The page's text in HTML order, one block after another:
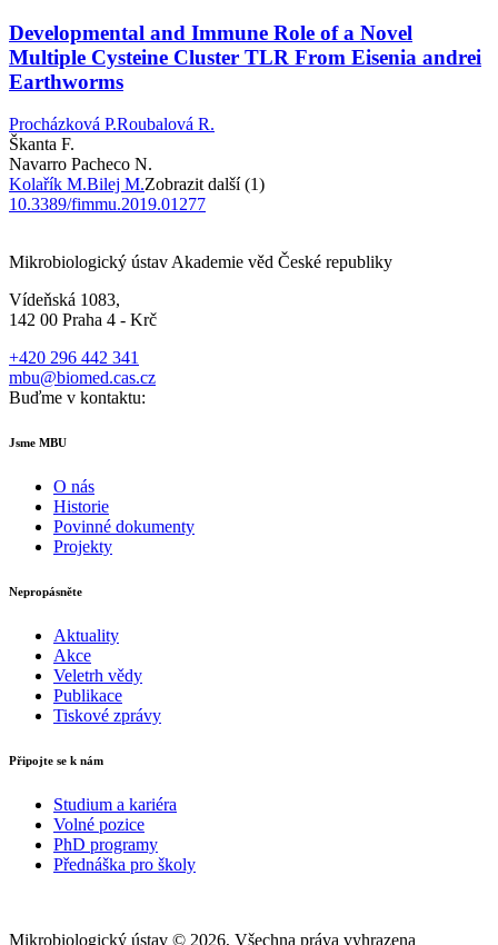
Developmental and Immune Role of a Novel
Multiple Cysteine Cluster TLR From Eisenia andrei
Earthworms
Procházková P.Roubalová R.
Škanta F.
Navarro Pacheco N.
Kolařík M.Bilej M.Zobrazit další (1)
10.3389/fimmu.2019.01277
Mikrobiologický ústav Akademie věd České republiky
Vídeňská 1083,
142 00 Praha 4 - Krč
+420 296 442 341
mbu@biomed.cas.cz
Buďme v kontaktu:
Jsme MBU
O nás
Historie
Povinné dokumenty
Projekty
Nepropásněte
Aktuality
Akce
Veletrh vědy
Publikace
Tiskové zprávy
Připojte se k nám
Studium a kariéra
Volné pozice
PhD programy
Přednáška pro školy
Mikrobiologický ústav © 2026, Všechna práva vyhrazena